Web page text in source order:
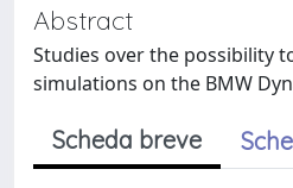
Abstract
Studies over the possibility
simulations on the BMW
Scheda breve